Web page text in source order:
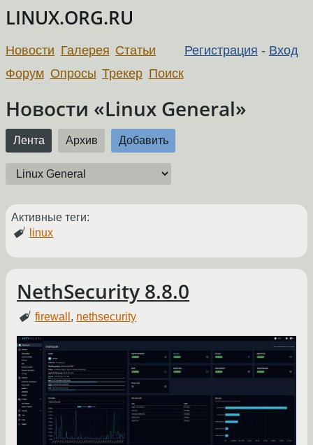
LINUX.ORG.RU
Регистрация - Вход
Новости Галерея Статьи
Форум Опросы Трекер Поиск
Новости «Linux General»
Лента Архив Добавить
Активные теги:
linux
NethSecurity 8.8.0
firewall , nethsecurity